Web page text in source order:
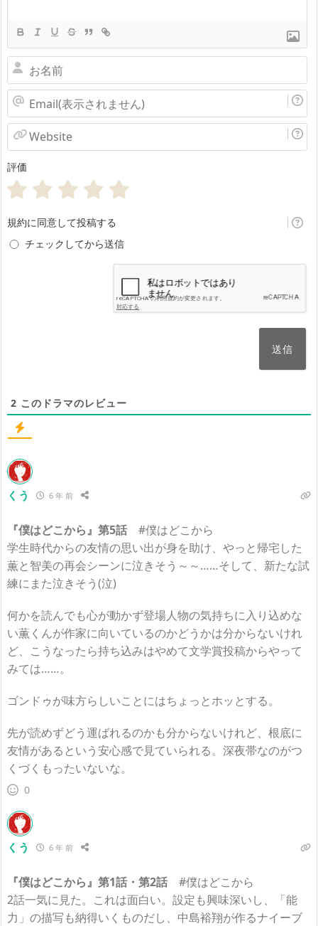
お
名
前
Email(表
示
さ
れ
ま
ん)
Website
評価
規約に同意して投稿する
チェックしてから送信
2 このドラマのレビュー
くう 6 年 前
『僕はどこから』第5話#僕はどこから
学生時代からの友情の思い出が身を助け、やっと帰宅した
薫と智美の再会シーンに泣きそう～～……そして、新たな試
練にまた泣きそう(泣)
何かを読んでも心が動かず登場人物の気持ちに入り込めな
い薫くんが作家に向いているのかどうかは分からないけれ
ど、こうなったら持ち込みはやめて文学賞投稿からやって
みては……。
ゴンドゥが味方らしいことにはちょっとホッとする。
先が読めずどう運ばれるのかも分からないけれど、根底に
友情があるという安心感で見ていられる。深夜帯なのがつ
くづくもったいないな。
0
くう 6 年 前
『僕はどこから』第1話・第2話#僕はどこから
2話一気に見た。これは面白い。設定も興味深いし、「能
力」の描写も納得いくものだし、中島裕翔が作るナイーブ